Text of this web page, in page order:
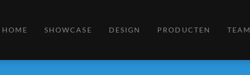
HOME SHOWCASE DESIGN PRODUCTEN TEAM